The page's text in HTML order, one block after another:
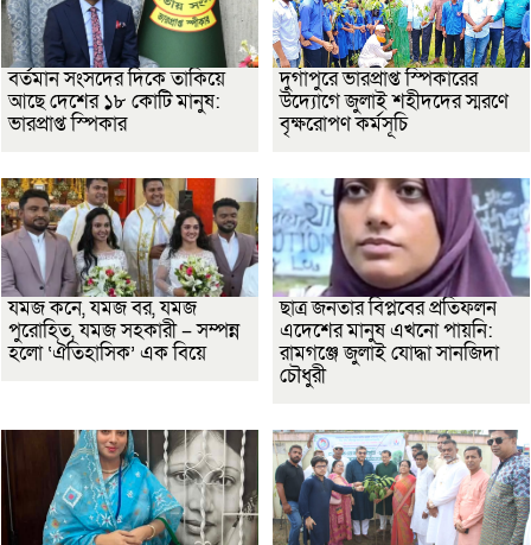
বর্তমান সংসদের দিকে তাকিয়ে
আছে দেশের ১৮ কোটি মানুষ:
ভারপ্রাপ্ত স্পিকার
দুর্গাপুরে ভারপ্রাপ্ত স্পিকারের
উদ্যোগে জুলাই শহীদদের স্মরণে
বৃক্ষরোপণ কর্মসূচি
যমজ কনে, যমজ বর, যমজ
পুরোহিত, যমজ সহকারী – সম্পন্ন
হলো ‘ঐতিহাসিক’ এক বিয়ে
ছাত্র জনতার বিপ্লবের প্রতিফলন
এদেশের মানুষ এখনো পায়নি:
রামগঞ্জে জুলাই যোদ্ধা সানজিদা
চৌধুরী